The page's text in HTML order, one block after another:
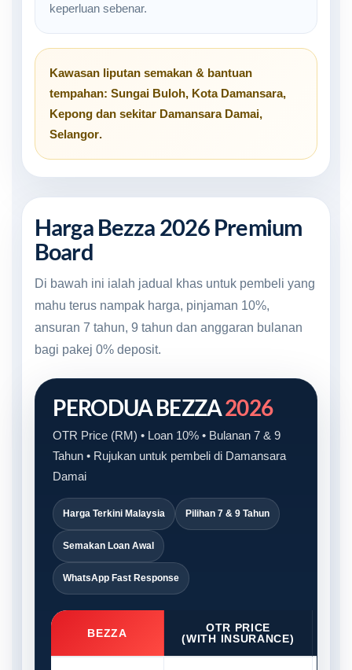
keperluan sebenar.
Kawasan liputan semakan & bantuan
tempahan: Sungai Buloh, Kota Damansara,
Kepong dan sekitar Damansara Damai,
Selangor.
Harga Bezza 2026 Premium
Board
Di bawah ini ialah jadual khas untuk pembeli yang
mahu terus nampak harga, pinjaman 10%,
ansuran 7 tahun, 9 tahun dan anggaran bulanan
bagi pakej 0% deposit.
PERODUA BEZZA2026
OTR Price (RM) • Loan 10% • Bulanan 7 & 9
Tahun • Rujukan untuk pembeli di Damansara
Damai
Harga Terkini Malaysia Pilihan 7 & 9 Tahun
Semakan Loan Awal
WhatsApp Fast Response
BEZZA
OTR PRICE
(WITH INSURANCE)